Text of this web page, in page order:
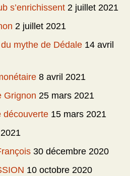
s’enrichissent 2 juillet 2021
2 juillet 2021
mythe de Dédale 14 avril
8 avril 2021
Grignon 25 mars 2021
découverte 15 mars 2021
30 décembre 2020
10 octobre 2020